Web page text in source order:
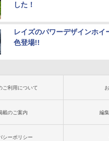
した！
レイズのパワーデザインホイ
色登場!!
ご利用について
載のご案内 編
シーポリシー